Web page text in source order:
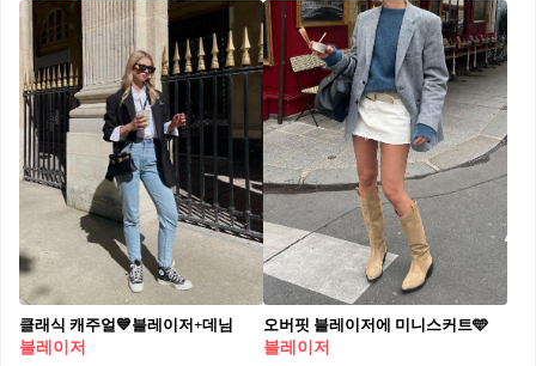
클래식 캐주얼💙블레이저+데님
블레이저
오버핏 블레이저에 미니스커트🩵
블레이저